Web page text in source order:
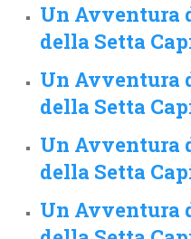
Un Avventura
della Setta
Un Avventura
della Setta
Un Avventura
della Setta
Un Avventura